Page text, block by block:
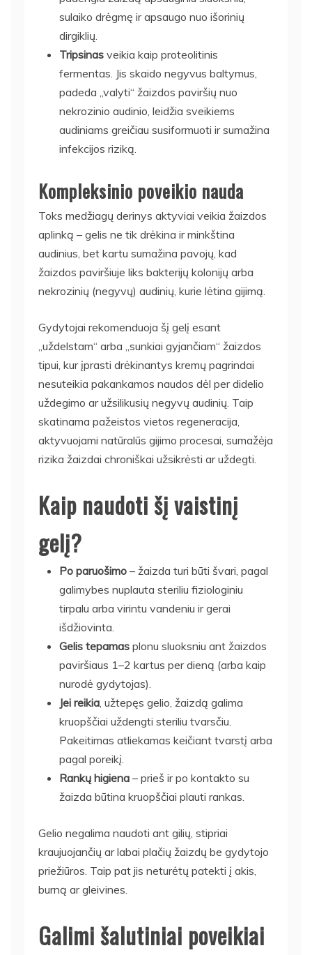
sulaiko drėgmę ir apsaugo nuo išorinių
dirgiklių.
Tripsinas veikia kaip proteolitinis
fermentas. Jis skaido negyvus baltymus,
padeda „valyti“ žaizdos paviršių nuo
nekrozinio audinio, leidžia sveikiems
audiniams greičiau susiformuoti ir sumažina
infekcijos riziką.
Kompleksinio poveikio nauda
Toks medžiagų derinys aktyviai veikia žaizdos
aplinką – gelis ne tik drėkina ir minkština
audinius, bet kartu sumažina pavojų, kad
žaizdos paviršiuje liks bakterijų kolonijų arba
nekrozinių (negyvų) audinių, kurie lėtina gijimą.
Gydytojai rekomenduoja šį gelį esant
„uždelstam“ arba „sunkiai gyjančiam“ žaizdos
tipui, kur įprasti drėkinantys kremų pagrindai
nesuteikia pakankamos naudos dėl per didelio
uždegimo ar užsilikusių negyvų audinių. Taip
skatinama pažeistos vietos regeneracija,
aktyvuojami natūralūs gijimo procesai, sumažėja
rizika žaizdai chroniškai užsikrėsti ar uždegti.
Kaip naudoti šį vaistinį
gelį?
Po paruošimo – žaizda turi būti švari, pagal
galimybes nuplauta steriliu fiziologiniu
tirpalu arba virintu vandeniu ir gerai
išdžiovinta.
Gelis tepamas plonu sluoksniu ant žaizdos
paviršiaus 1–2 kartus per dieną (arba kaip
nurodė gydytojas).
Jei reikia , užtepęs gelio, žaizdą galima
kruopščiai uždengti steriliu tvarsčiu.
Pakeitimas atliekamas keičiant tvarstį arba
pagal poreikį.
Rankų higiena – prieš ir po kontakto su
žaizda būtina kruopščiai plauti rankas.
Gelio negalima naudoti ant gilių, stipriai
kraujuojančių ar labai plačių žaizdų be gydytojo
priežiūros. Taip pat jis neturėtų patekti į akis,
burną ar gleivines.
Galimi šalutiniai poveikiai